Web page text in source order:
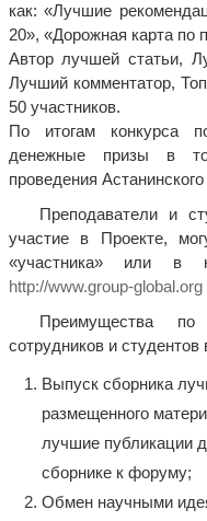
как: «Лучшие
20», «Дорожная карта по
Автор лучшей статьи,
Лучший комментатор,
50 участников.
По итогам конкурса
денежные призы в
проведения
Преподаватели и
участие в Проекте,
«участника» или в
http://www.group-global.org
Преимущества
сотрудников и студентов
Выпуск сборника
размещенного
лучшие публикации
сборнике к форуму;
Обмен научными